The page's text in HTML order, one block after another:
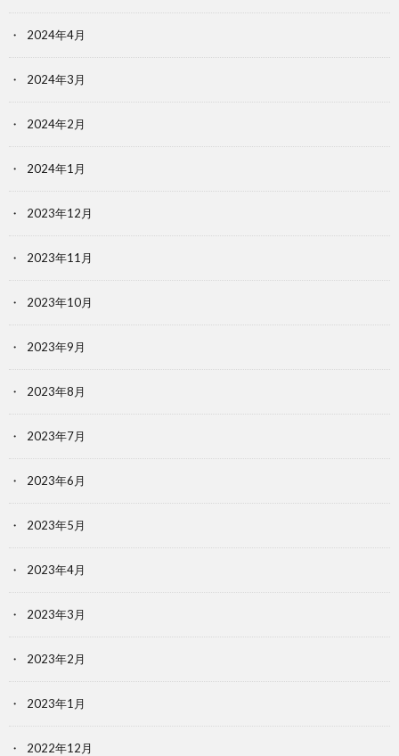
2024年4月
2024年3月
2024年2月
2024年1月
2023年12月
2023年11月
2023年10月
2023年9月
2023年8月
2023年7月
2023年6月
2023年5月
2023年4月
2023年3月
2023年2月
2023年1月
2022年12月